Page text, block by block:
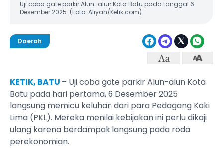
Uji coba gate parkir Alun-alun Kota Batu pada tanggal 6
Desember 2025. (Foto: Aliyah/Ketik.com)
Daerah
KETIK, BATU – Uji coba gate parkir Alun-alun Kota
Batu pada hari pertama, 6 Desember 2025
langsung memicu keluhan dari para Pedagang Kaki
Lima (PKL). Mereka menilai kebijakan ini perlu dikaji
ulang karena berdampak langsung pada roda
perekonomian.